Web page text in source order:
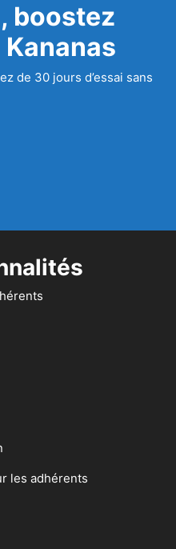
boostez
de 30 jours d’essai sans
les adhérents